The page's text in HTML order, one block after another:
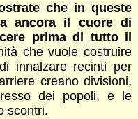
che in queste
ancora il cuore di
prima di tutto il
che vuole costruire
innalzare recinti per
creano divisioni,
dei popoli, e le
scontri.